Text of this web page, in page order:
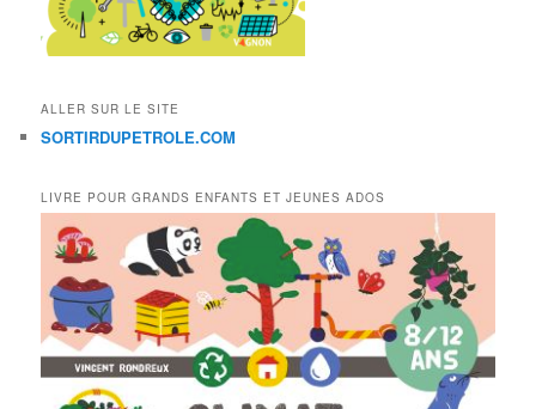
ALLER SUR LE SITE
SORTIRDUPETROLE.COM
LIVRE POUR GRANDS ENFANTS ET JEUNES ADOS